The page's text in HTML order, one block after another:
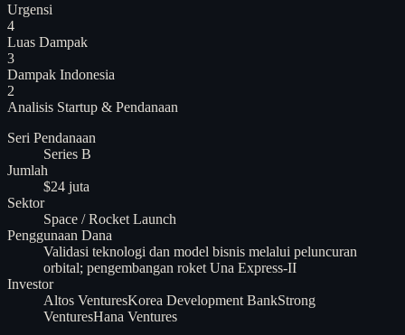
Urgensi
4
Luas Dampak
3
Dampak Indonesia
2
Analisis Startup & Pendanaan
Seri Pendanaan
Series B
Jumlah
$24 juta
Sektor
Space / Rocket Launch
Penggunaan Dana
Validasi teknologi dan model bisnis melalui peluncuran
orbital; pengembangan roket Una Express-II
Investor
Altos VenturesKorea Development BankStrong
VenturesHana Ventures